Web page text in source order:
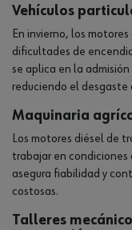
Vehículos
En invierno, los
dificultades de
se aplica en la
reduciendo el desgaste
Maquinaria
Los motores diésel de
trabajar en condiciones
asegura fiabilidad y
costosas.
Talleres